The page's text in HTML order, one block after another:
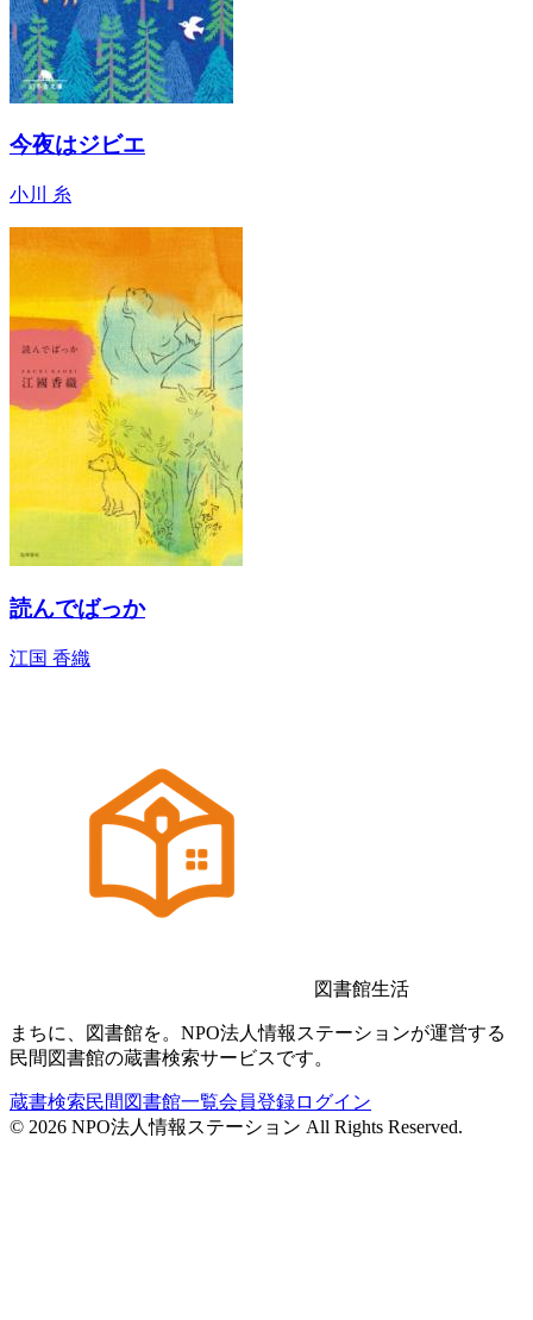
今夜はジビエ
小川 糸
読んでばっか
江国 香織
図書館生活
まちに、図書館を。NPO法人情報ステーションが運営する
民間図書館の蔵書検索サービスです。
蔵書検索民間図書館一覧会員登録ログイン
© 2026 NPO法人情報ステーション All Rights Reserved.